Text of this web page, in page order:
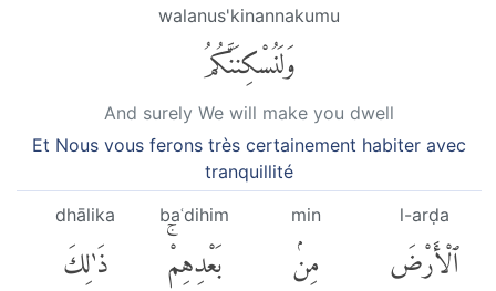
walanus'kinannakumu
وَلَنُسْكِنَنَّكُمُ
And surely We will make you dwell
Et Nous vous ferons très certainement habiter avec
tranquillité
l-arḍa
ٱلْأَرْضَ
min
مِنۢ
baʿdihim
بَعْدِهِمْۚ
dhālika
ذَٰلِكَ